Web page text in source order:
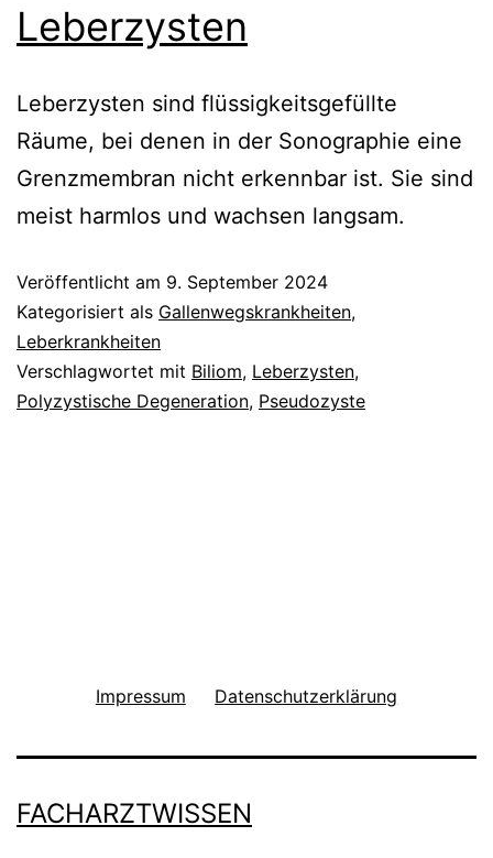
Leberzysten
Leberzysten sind flüssigkeitsgefüllte
Räume, bei denen in der Sonographie eine
Grenzmembran nicht erkennbar ist. Sie sind
meist harmlos und wachsen langsam.
Veröffentlicht am 9. September 2024
Kategorisiert als Gallenwegskrankheiten,
Leberkrankheiten
Verschlagwortet mit Biliom, Leberzysten,
Polyzystische Degeneration, Pseudozyste
Impressum Datenschutzerklärung
FACHARZTWISSEN